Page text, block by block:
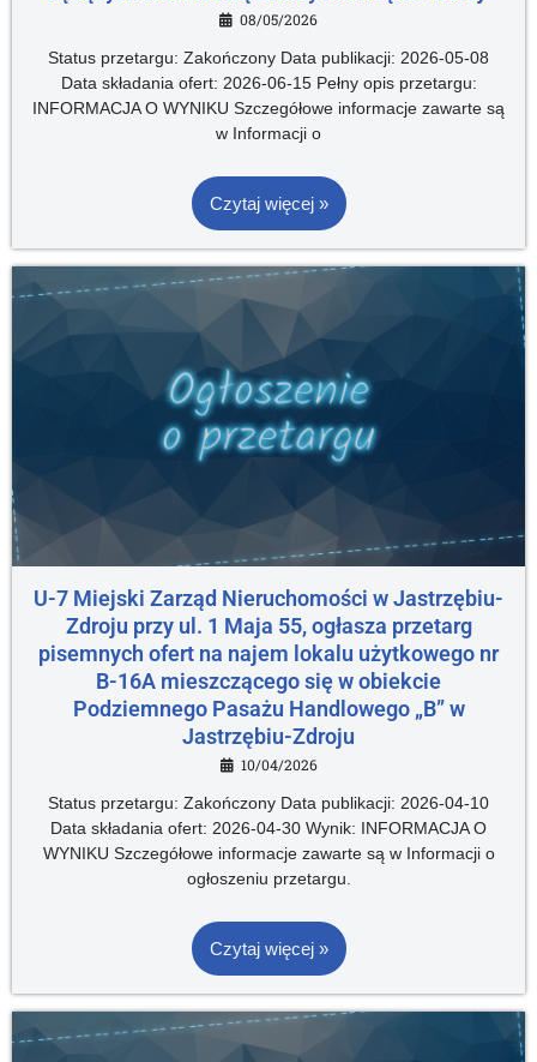
08/05/2026
Status przetargu: Zakończony Data publikacji: 2026-05-08
Data składania ofert: 2026-06-15 Pełny opis przetargu:
INFORMACJA O WYNIKU Szczegółowe informacje zawarte są
w Informacji o
Czytaj więcej »
U-7 Miejski Zarząd Nieruchomości w Jastrzębiu-
Zdroju przy ul. 1 Maja 55, ogłasza przetarg
pisemnych ofert na najem lokalu użytkowego nr
B-16A mieszczącego się w obiekcie
Podziemnego Pasażu Handlowego „B” w
Jastrzębiu-Zdroju
10/04/2026
Status przetargu: Zakończony Data publikacji: 2026-04-10
Data składania ofert: 2026-04-30 Wynik: INFORMACJA O
WYNIKU Szczegółowe informacje zawarte są w Informacji o
ogłoszeniu przetargu.
Czytaj więcej »